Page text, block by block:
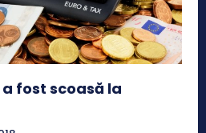
fost scoasă la